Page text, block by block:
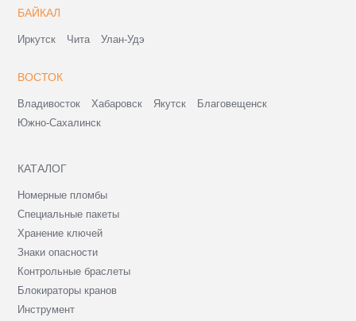
БАЙКАЛ
Иркутск Чита Улан-Удэ
ВОСТОК
Владивосток Хабаровск Якутск
Благовещенск
Южно-Сахалинск
КАТАЛОГ
Номерные пломбы
Специальные пакеты
Хранение ключей
Знаки опасности
Контрольные браслеты
Блокираторы кранов
Инструмент